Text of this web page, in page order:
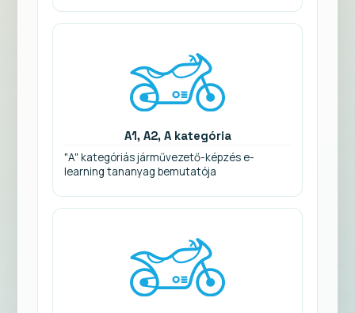
A1, A2, A kategória
"A" kategóriás járművezető-képzés e-
learning tananyag bemutatója